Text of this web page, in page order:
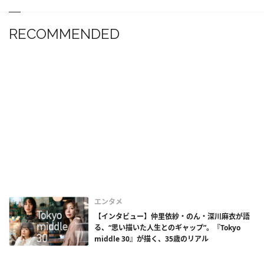
RECOMMENDED
エンタメ
【インタビュー】仲里依紗・のん・深川麻衣が語
る、“思い描いた人生とのギャップ”。『Tokyo
middle 30』が描く、35歳のリアル